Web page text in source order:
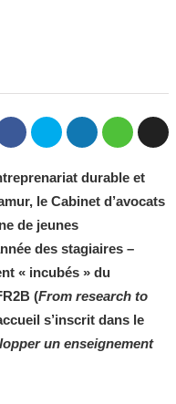
durable et
le Cabinet d’avocats
de jeunes
des stagiaires –
« incubés » du
(From research to
s’inscrit dans le
un enseignement